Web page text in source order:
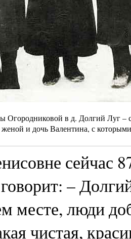
Огородниковой в д. Долгий Луг –
и дочь Валентина, с
сейчас
–
месте, люди
чистая,